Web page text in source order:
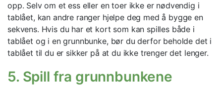
opp. Selv om et ess eller en toer ikke er nødvendig i
tablået, kan andre ranger hjelpe deg med å bygge en
sekvens. Hvis du har et kort som kan spilles både i
tablået og i en grunnbunke, bør du derfor beholde det i
tablået til du er sikker på at du ikke trenger det lenger.
5. Spill fra grunnbunkene